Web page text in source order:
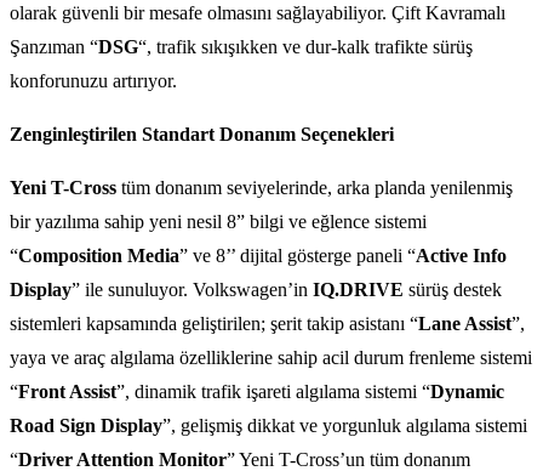
olarak güvenli bir mesafe olmasını sağlayabiliyor. Çift Kavramalı
Şanzıman “DSG“, trafik sıkışıkken ve dur-kalk trafikte sürüş
konforunuzu artırıyor.
Zenginleştirilen Standart Donanım Seçenekleri
Yeni T-Cross tüm donanım seviyelerinde, arka planda yenilenmiş
bir yazılıma sahip yeni nesil 8” bilgi ve eğlence sistemi
“Composition Media” ve 8’’ dijital gösterge paneli “Active Info
Display” ile sunuluyor. Volkswagen’in IQ.DRIVE sürüş destek
sistemleri kapsamında geliştirilen; şerit takip asistanı “Lane Assist”,
yaya ve araç algılama özelliklerine sahip acil durum frenleme sistemi
“Front Assist”, dinamik trafik işareti algılama sistemi “Dynamic
Road Sign Display”, gelişmiş dikkat ve yorgunluk algılama sistemi
“Driver Attention Monitor” Yeni T-Cross’un tüm donanım